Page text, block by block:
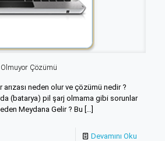
Çözümü
neden olur ve çözümü nedir ?
(batarya) pil şarj olmama gibi sorunlar
Meydana Gelir ? Bu
Devamını Oku